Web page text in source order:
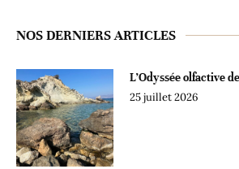
NOS DERNIERS ARTICLES
L’Odyssée olfactive
25 juillet 2026